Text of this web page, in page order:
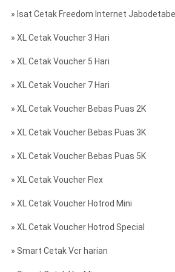
» Isat Cetak Freedom Internet
» XL Cetak Voucher 3 Hari
» XL Cetak Voucher 5 Hari
» XL Cetak Voucher 7 Hari
» XL Cetak Voucher Bebas Puas 2K
» XL Cetak Voucher Bebas Puas 3K
» XL Cetak Voucher Bebas Puas 5K
» XL Cetak Voucher Flex
» XL Cetak Voucher Hotrod Mini
» XL Cetak Voucher Hotrod Special
» Smart Cetak Vcr harian